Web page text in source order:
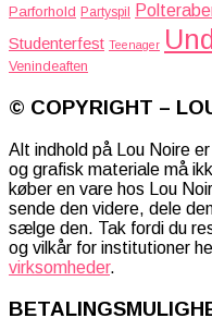
Parforhold Partyspil
Studenterfest Teenager
Venindeaften
© COPYRIGHT –
Alt indhold på Lou Noire
og grafisk materiale må
køber en vare hos Lou
sende den videre, dele
sælge den. Tak fordi du
og vilkår for institutioner
virksomheder.